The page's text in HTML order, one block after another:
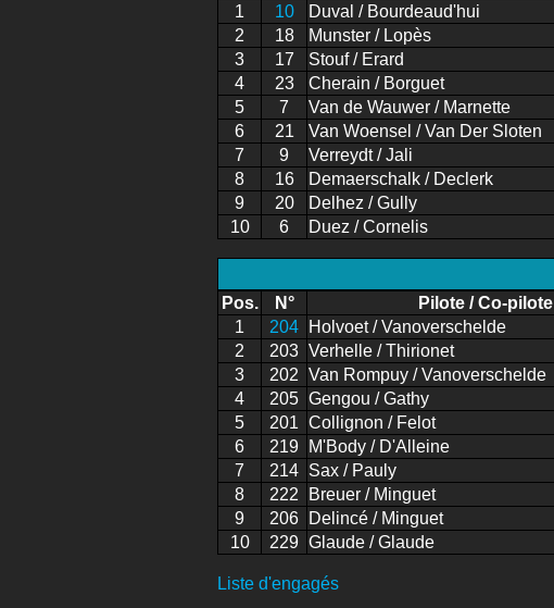
1
10 Duval / Bourdeaud'hui
2
18 Munster / Lopès
3
17 Stouf / Erard
4
23 Cherain / Borguet
5
7 Van de Wauwer / Marnette
6
21 Van Woensel / Van Der Sloten
7
9 Verreydt / Jali
8
16 Demaerschalk / Declerk
9
20 Delhez / Gully
10
6 Duez / Cornelis
Pos.
N° Pilote / Co-pilote
1
204 Holvoet / Vanoverschelde
2
203 Verhelle / Thirionet
3
202 Van Rompuy / Vanoverschelde
4
205 Gengou / Gathy
5
201 Collignon / Felot
6
219 M'Body / D'Alleine
7
214 Sax / Pauly
8
222 Breuer / Minguet
9
206 Delincé / Minguet
10
229 Glaude / Glaude
Liste d'engagés